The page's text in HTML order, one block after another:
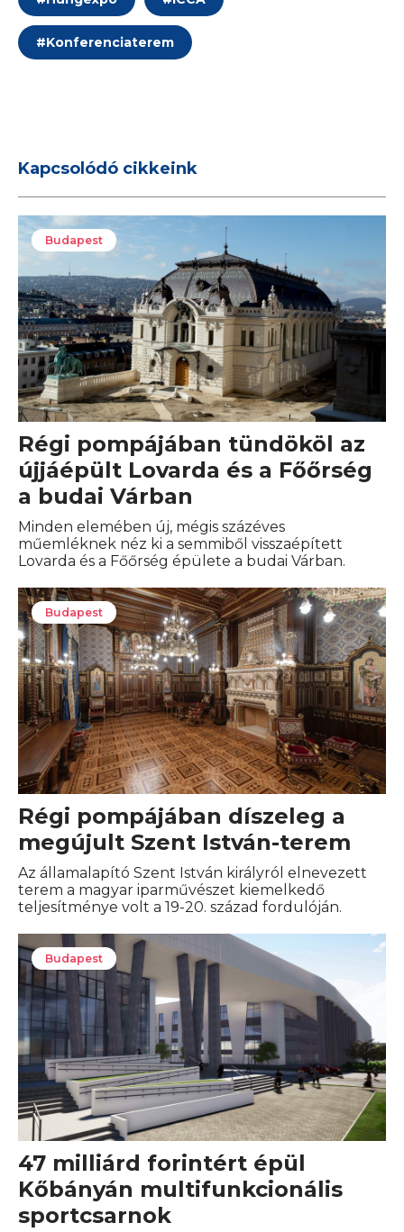
#Konferenciaterem
Kapcsolódó cikkeink
Budapest
Régi pompájában tündököl az
újjáépült Lovarda és a Főőrség
a budai Várban
Minden elemében új, mégis százéves
műemléknek néz ki a semmiből visszaépített
Lovarda és a Főőrség épülete a budai Várban.
Budapest
Régi pompájában díszeleg a
megújult Szent István-terem
Az államalapító Szent István királyról elnevezett
terem a magyar iparművészet kiemelkedő
teljesítménye volt a 19-20. század fordulóján.
Budapest
47 milliárd forintért épül
Kőbányán multifunkcionális
sportcsarnok